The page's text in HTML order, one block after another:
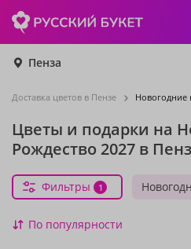
Пенза
Доставка цветов в Пензе Новогодние
Цветы и подарки на
Рождество 2027 в
Фильтры 1
По популярности